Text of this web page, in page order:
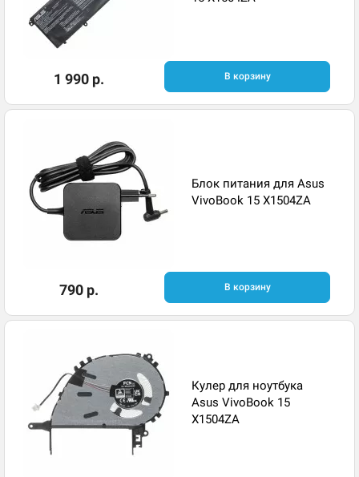
1 990 р. В корзину
Блок питания для Asus
VivoBook 15 X1504ZA
790 р. В корзину
Кулер для ноутбука
Asus VivoBook 15
X1504ZA